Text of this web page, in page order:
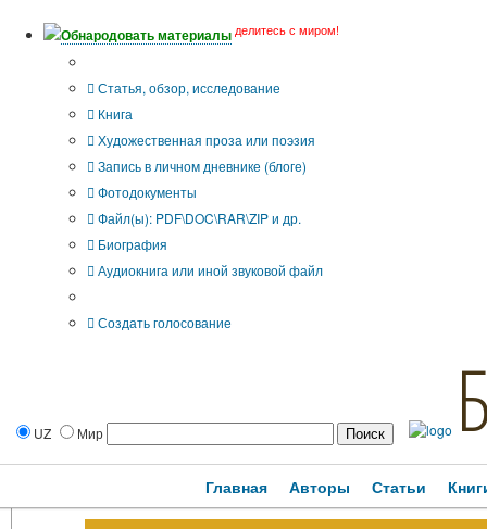
Обнародовать материалы делитесь с миром!
Статья, обзор, исследование
Книга
Художественная проза или поэзия
Запись в личном дневнике (блоге)
Фотодокументы
Файл(ы): PDF\DOC\RAR\ZIP и др.
Биография
Аудиокнига или иной звуковой файл
Создать голосование
UZ Мир
Главная Авторы Статьи